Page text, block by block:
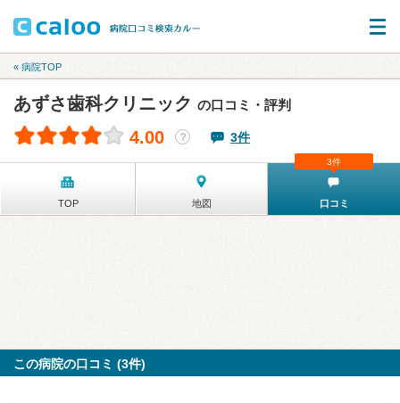
« 病院TOP
あずさ歯科クリニック の口コミ・評判
4.00 ？ 3件
TOP 地図 口コミ
3件
この病院の口コミ (3件)